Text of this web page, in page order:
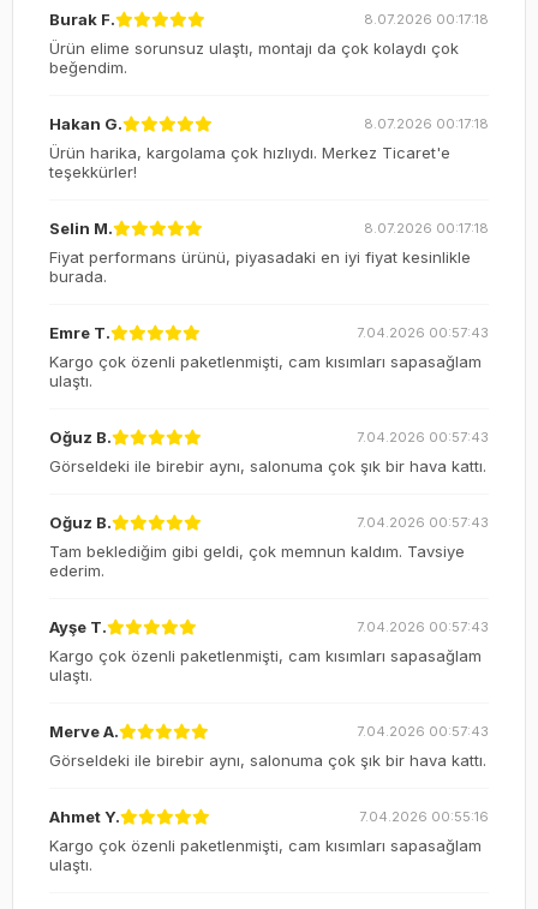
Burak F. 8.07.2026 00:17:18
Ürün elime sorunsuz ulaştı, montajı da çok kolaydı çok
beğendim.
Hakan G. 8.07.2026 00:17:18
Ürün harika, kargolama çok hızlıydı. Merkez Ticaret'e
teşekkürler!
Selin M. 8.07.2026 00:17:18
Fiyat performans ürünü, piyasadaki en iyi fiyat kesinlikle
burada.
Emre T. 7.04.2026 00:57:43
Kargo çok özenli paketlenmişti, cam kısımları sapasağlam
ulaştı.
Oğuz B. 7.04.2026 00:57:43
Görseldeki ile birebir aynı, salonuma çok şık bir hava kattı.
Oğuz B. 7.04.2026 00:57:43
Tam beklediğim gibi geldi, çok memnun kaldım. Tavsiye
ederim.
Ayşe T. 7.04.2026 00:57:43
Kargo çok özenli paketlenmişti, cam kısımları sapasağlam
ulaştı.
Merve A. 7.04.2026 00:57:43
Görseldeki ile birebir aynı, salonuma çok şık bir hava kattı.
Ahmet Y. 7.04.2026 00:55:16
Kargo çok özenli paketlenmişti, cam kısımları sapasağlam
ulaştı.